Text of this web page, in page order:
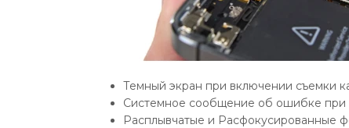
Темный экран при включении съемки
Системное сообщение об ошибке при
Расплывчатые и Расфокусированные